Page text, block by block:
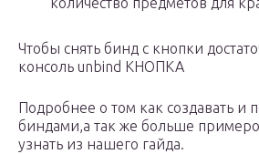
Чтобы снять бинд с кнопки
консоль unbind КНОПКА
Подробнее о том как создавать и
биндами,а так же больше
узнать из нашего гайда.